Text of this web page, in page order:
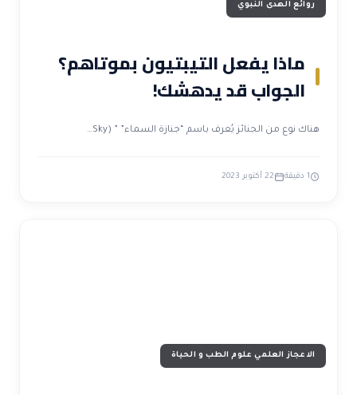
روائع الهدى النبوي
ماذا يفعل التيبتيون بموتاهم؟
الجواب قد يدهشك!
هناك نوع من الجنائز يُعرف باسم “جنازة السماء” ” (Sky…
1 دقيقة 22 أكتوبر 2023
الاعجاز العلمي علوم الطب و الحياة